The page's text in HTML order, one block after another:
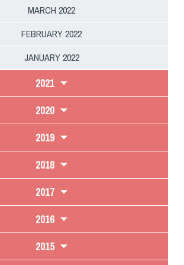
MARCH 2022
FEBRUARY 2022
JANUARY 2022
2021
2020
2019
2018
2017
2016
2015